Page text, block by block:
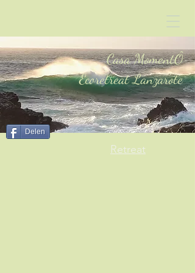
Casa MomentÔ
Ecoretreat Lanzarote
Retreat
Delen